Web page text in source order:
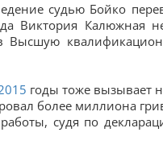
судью Бойко
Виктория Калюжная
Высшую
годы тоже вызывает
более миллиона
судя по